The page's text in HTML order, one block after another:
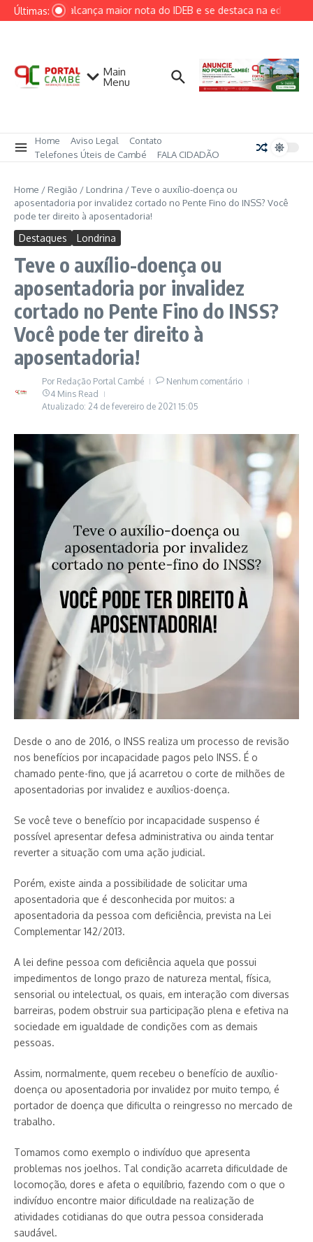
Ir para o conteúdo
Últimas:
Cambé alcança maior nota do IDEB e se destaca na educação
Main
Menu
Home Aviso Legal
Contato
Telefones Úteis de Cambé
FALA CIDADÃO
Home / Região / Londrina /Teve o auxílio-doença ou
aposentadoria por invalidez cortado no Pente Fino do INSS? Você
pode ter direito à aposentadoria!
Destaques Londrina
Teve o auxílio-doença ou
aposentadoria por invalidez
cortado no Pente Fino do INSS?
Você pode ter direito à
aposentadoria!
Por Redação Portal Cambé
Nenhum comentário
4 Mins Read
Atualizado: 24 de fevereiro de 2021 15:05
Desde o ano de 2016, o INSS realiza um processo de revisão
nos benefícios por incapacidade pagos pelo INSS. É o
chamado pente-fino, que já acarretou o corte de milhões de
aposentadorias por invalidez e auxílios-doença.
Se você teve o benefício por incapacidade suspenso é
possível apresentar defesa administrativa ou ainda tentar
reverter a situação com uma ação judicial.
Porém, existe ainda a possibilidade de solicitar uma
aposentadoria que é desconhecida por muitos: a
aposentadoria da pessoa com deficiência, prevista na Lei
Complementar 142/2013.
A lei define pessoa com deficiência aquela que possui
impedimentos de longo prazo de natureza mental, física,
sensorial ou intelectual, os quais, em interação com diversas
barreiras, podem obstruir sua participação plena e efetiva na
sociedade em igualdade de condições com as demais
pessoas.
Assim, normalmente, quem recebeu o benefício de auxílio-
doença ou aposentadoria por invalidez por muito tempo, é
portador de doença que dificulta o reingresso no mercado de
trabalho.
Tomamos como exemplo o indivíduo que apresenta
problemas nos joelhos. Tal condição acarreta dificuldade de
locomoção, dores e afeta o equilíbrio, fazendo com o que o
indivíduo encontre maior dificuldade na realização de
atividades cotidianas do que outra pessoa considerada
saudável.